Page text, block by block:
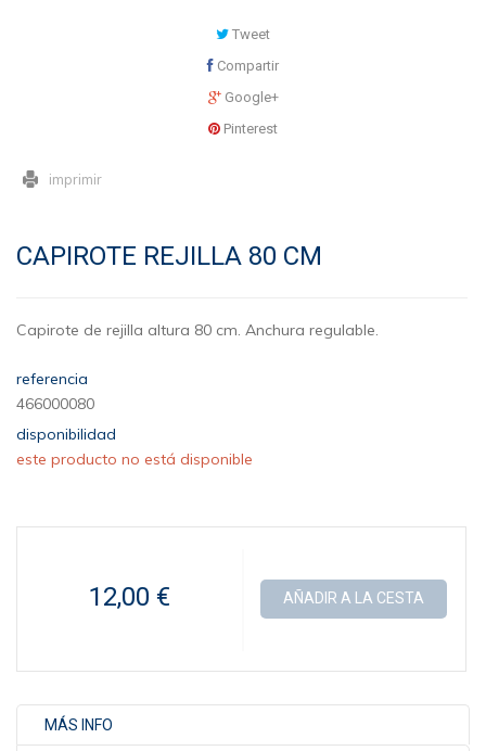
Tweet
Compartir
Google+
Pinterest
imprimir
CAPIROTE REJILLA 80 CM
Capirote de rejilla altura 80 cm. Anchura regulable.
referencia
466000080
disponibilidad
este producto no está disponible
12,00 € AÑADIR A LA CESTA
MÁS INFO